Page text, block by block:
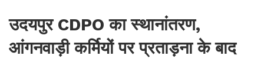
उदयपुर CDPO का स्थानांतरण,
आंगनवाड़ी कर्मियों पर प्रताड़ना के बाद